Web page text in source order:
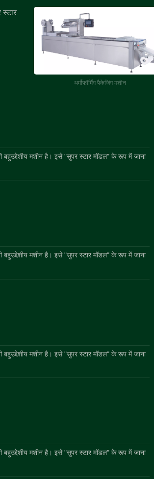
थर्मोफॉर्मिंग पैकेजिंग मशीन
बहुउद्देशीय मशीन है। इसे "सुपर स्टार मॉडल" के रूप में जाना
बहुउद्देशीय मशीन है। इसे "सुपर स्टार मॉडल" के रूप में जाना
बहुउद्देशीय मशीन है। इसे "सुपर स्टार मॉडल" के रूप में जाना
बहुउद्देशीय मशीन है। इसे "सुपर स्टार मॉडल" के रूप में जाना